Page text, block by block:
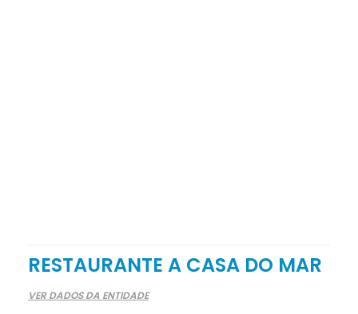
RESTAURANTE A CASA DO MAR
VER DADOS DA ENTIDADE